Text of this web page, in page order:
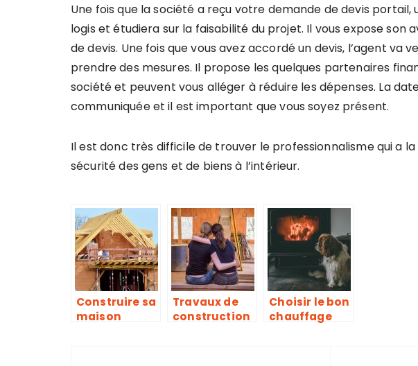
Une fois que la société a reçu votre demande de devis
logis et étudiera sur la faisabilité du projet. Il vous expose son
de devis. Une fois que vous avez accordé un devis, l’agent va
prendre des mesures. Il propose les quelques partenaires
société et peuvent vous alléger à réduire les dépenses. La
communiquée et il est important que vous soyez présent.
Il est donc très difficile de trouver le professionnalisme qui a
sécurité des gens et de biens à l’intérieur.
Construire sa
maison
Travaux de
construction
Choisir le bon
chauffage